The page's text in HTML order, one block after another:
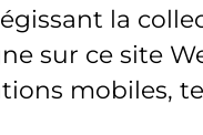
la
sur ce site
mobiles,